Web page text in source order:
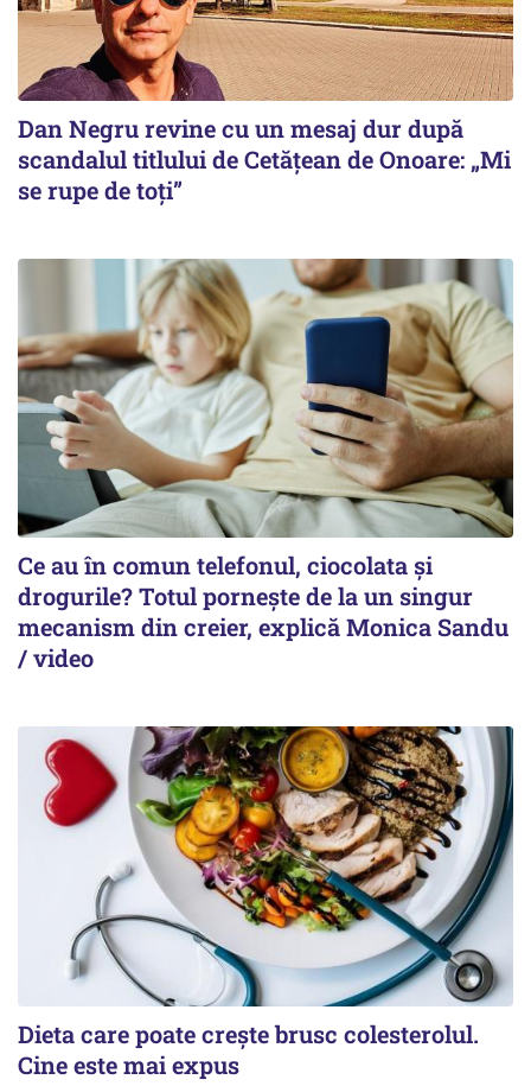
Dan Negru revine cu un mesaj dur după
scandalul titlului de Cetățean de Onoare: „Mi
se rupe de toți”
Ce au în comun telefonul, ciocolata și
drogurile? Totul pornește de la un singur
mecanism din creier, explică Monica Sandu
/ video
Dieta care poate crește brusc colesterolul.
Cine este mai expus